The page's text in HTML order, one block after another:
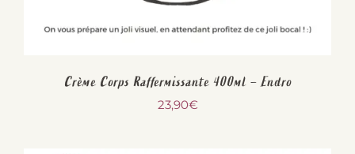
Crème Corps Raffermissante 400ml – Endro
23,90€